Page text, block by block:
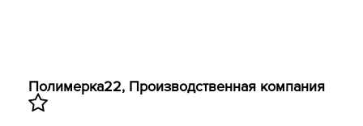
Полимерка22, ​Производственная компания